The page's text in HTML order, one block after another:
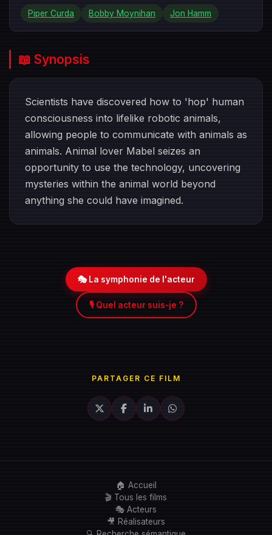
Piper Curda Bobby Moynihan Jon Hamm
📖 Synopsis
Scientists have discovered how to 'hop' human
consciousness into lifelike robotic animals,
allowing people to communicate with animals as
animals. Animal lover Mabel seizes an
opportunity to use the technology, uncovering
mysteries within the animal world beyond
anything she could have imagined.
🎭 La symphonie de l'acteur
🎙️ Quel acteur suis-je ?
PARTAGER CE FILM
🏠 Accueil
🎬 Tous les films
🎭 Acteurs
🎥 Réalisateurs